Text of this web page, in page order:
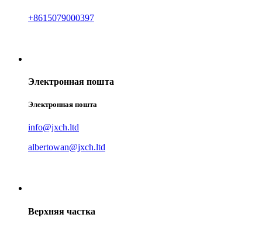
+8615079000397
Электронная пошта
Электронная пошта
info@jxch.ltd
albertowan@jxch.ltd
Верхняя частка